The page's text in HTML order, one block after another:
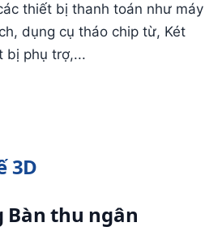
thiết bị thanh toán như máy
dụng cụ tháo chip từ, Két
bị phụ trợ,...
3D
Bàn thu ngân